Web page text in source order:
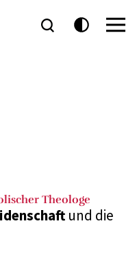
Theologe
und die